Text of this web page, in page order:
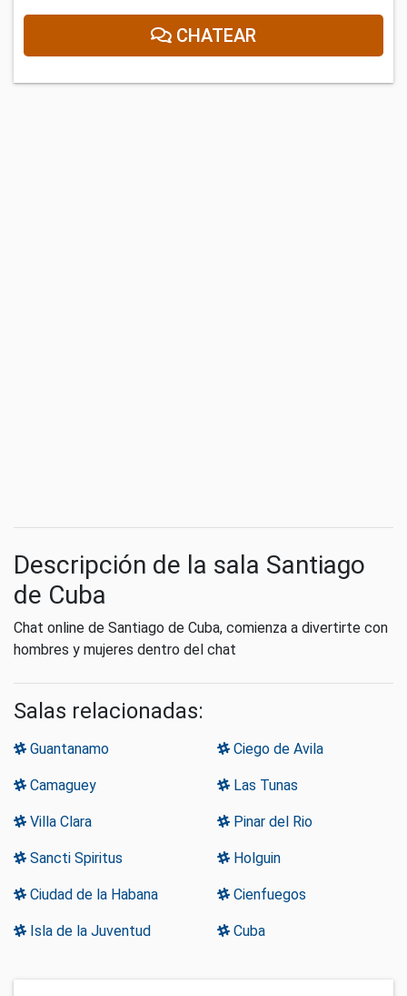
CHATEAR
Descripción de la sala Santiago
de Cuba
Chat online de Santiago de Cuba, comienza a divertirte con
hombres y mujeres dentro del chat
Salas relacionadas:
Guantanamo Ciego de Avila
Camaguey Las Tunas
Villa Clara Pinar del Rio
Sancti Spiritus Holguin
Ciudad de la Habana Cienfuegos
Isla de la Juventud Cuba